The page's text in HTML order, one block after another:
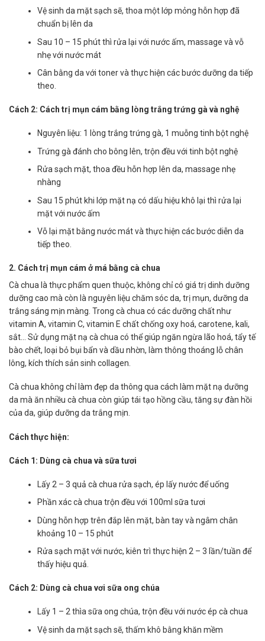
Vệ sinh da mặt sạch sẽ, thoa một lớp mỏng hỗn hợp đã
chuẩn bị lên da
Sau 10 – 15 phút thì rửa lại với nước ấm, massage và vỗ
nhẹ với nước mát
Cân bằng da với toner và thực hiện các bước dưỡng da tiếp
theo.
Cách 2: Cách trị mụn cám bằng lòng trắng trứng gà và nghệ
Nguyên liệu: 1 lòng trắng trứng gà, 1 muỗng tinh bột nghệ
Trứng gà đánh cho bông lên, trộn đều với tinh bột nghệ
Rửa sạch mặt, thoa đều hỗn hợp lên da, massage nhẹ
nhàng
Sau 15 phút khi lớp mặt nạ có dấu hiệu khô lại thì rửa lại
mặt với nước ấm
Vỗ lại mặt bằng nước mát và thực hiện các bước diễn da
tiếp theo.
2. Cách trị mụn cám ở má bằng cà chua
Cà chua là thực phẩm quen thuộc, không chỉ có giá trị dinh dưỡng
dưỡng cao mà còn là nguyên liệu chăm sóc da, trị mụn, dưỡng da
trắng sáng mịn màng. Trong cà chua có các dưỡng chất như
vitamin A, vitamin C, vitamin E chất chống oxy hoá, carotene, kali,
sắt… Sử dụng mặt nạ cà chua có thể giúp ngăn ngừa lão hoá, tẩy tế
bào chết, loại bỏ bụi bẩn và dầu nhờn, làm thông thoáng lỗ chân
lông, kích thích sản sinh collagen.
Cà chua không chỉ làm đẹp da thông qua cách làm mặt nạ dưỡng
da mà ăn nhiều cà chua còn giúp tái tạo hồng cầu, tăng sự đàn hồi
của da, giúp dưỡng da trắng mịn.
Cách thực hiện:
Cách 1: Dùng cà chua và sữa tươi
Lấy 2 – 3 quả cà chua rửa sạch, ép lấy nước để uống
Phần xác cà chua trộn đều với 100ml sữa tươi
Dùng hỗn hợp trên đắp lên mặt, bàn tay và ngâm chân
khoảng 10 – 15 phút
Rửa sạch mặt với nước, kiên trì thực hiện 2 – 3 lần/tuần để
thấy hiệu quả.
Cách 2: Dùng cà chua vơi sữa ong chúa
Lấy 1 – 2 thìa sữa ong chúa, trộn đều với nước ép cà chua
Vệ sinh da mặt sạch sẽ, thấm khô bằng khăn mềm